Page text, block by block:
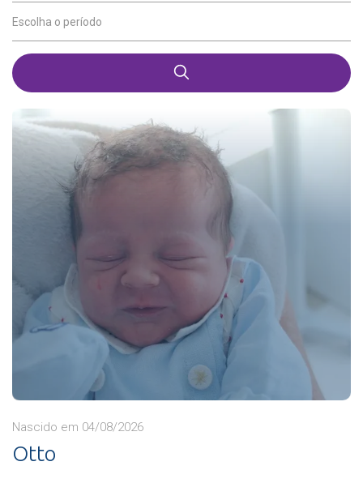
Escolha o período
Nascido em 04/08/2026
Otto